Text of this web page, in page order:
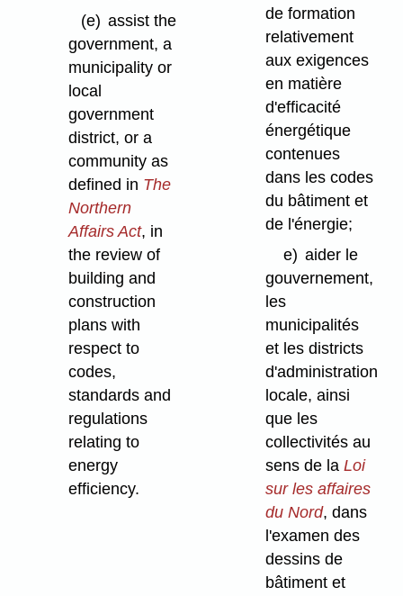
(e) assist the
government, a
municipality or
local
government
district, or a
community as
defined in The
Northern
Affairs Act, in
the review of
building and
construction
plans with
respect to
codes,
standards and
regulations
relating to
energy
efficiency.
de formation
relativement
aux exigences
en matière
d'efficacité
énergétique
contenues
dans les codes
du bâtiment et
de l'énergie;
e) aider le
gouvernement,
les
municipalités
et les districts
d'administration
locale, ainsi
que les
collectivités au
sens de laLoi
sur les affaires
du Nord, dans
l'examen des
dessins de
bâtiment et